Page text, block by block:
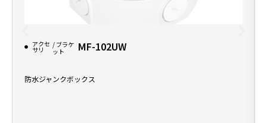
アクセ
サリ
/ ブラケ
ット
MF-102UW
防水ジャンクボックス